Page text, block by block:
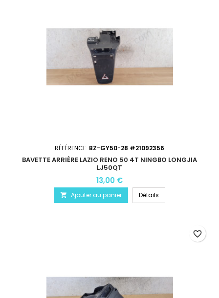
RÉFÉRENCE: BZ-GY50-28 #21092356
BAVETTE ARRIÈRE LAZIO RENO 50 4T NINGBO LONGJIA
LJ50QT
13,00 €
 Ajouter au panier Détails
favorite_border